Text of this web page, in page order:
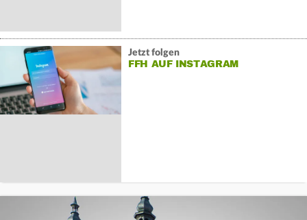
Jetzt folgen
FFH AUF INSTAGRAM